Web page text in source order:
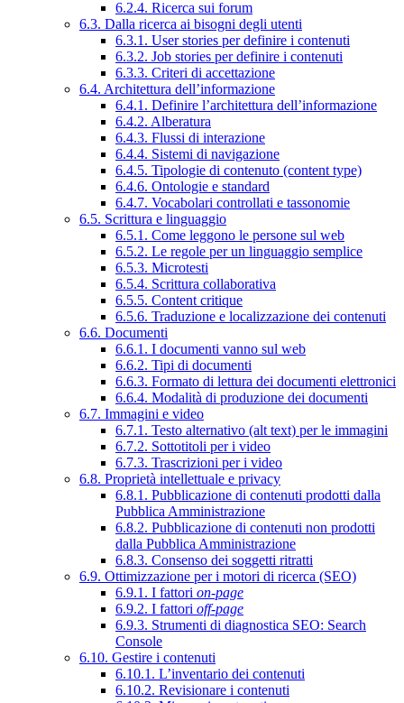
6.2.4. Ricerca sui forum
6.3. Dalla ricerca ai bisogni degli utenti
6.3.1. User stories per definire i contenuti
6.3.2. Job stories per definire i contenuti
6.3.3. Criteri di accettazione
6.4. Architettura dell’informazione
6.4.1. Definire l’architettura dell’informazione
6.4.2. Alberatura
6.4.3. Flussi di interazione
6.4.4. Sistemi di navigazione
6.4.5. Tipologie di contenuto (content type)
6.4.6. Ontologie e standard
6.4.7. Vocabolari controllati e tassonomie
6.5. Scrittura e linguaggio
6.5.1. Come leggono le persone sul web
6.5.2. Le regole per un linguaggio semplice
6.5.3. Microtesti
6.5.4. Scrittura collaborativa
6.5.5. Content critique
6.5.6. Traduzione e localizzazione dei contenuti
6.6. Documenti
6.6.1. I documenti vanno sul web
6.6.2. Tipi di documenti
6.6.3. Formato di lettura dei documenti elettronici
6.6.4. Modalità di produzione dei documenti
6.7. Immagini e video
6.7.1. Testo alternativo (alt text) per le immagini
6.7.2. Sottotitoli per i video
6.7.3. Trascrizioni per i video
6.8. Proprietà intellettuale e privacy
6.8.1. Pubblicazione di contenuti prodotti dalla
Pubblica Amministrazione
6.8.2. Pubblicazione di contenuti non prodotti
dalla Pubblica Amministrazione
6.8.3. Consenso dei soggetti ritratti
6.9. Ottimizzazione per i motori di ricerca (SEO)
6.9.1. I fattori on-page
6.9.2. I fattori off-page
6.9.3. Strumenti di diagnostica SEO: Search
Console
6.10. Gestire i contenuti
6.10.1. L’inventario dei contenuti
6.10.2. Revisionare i contenuti